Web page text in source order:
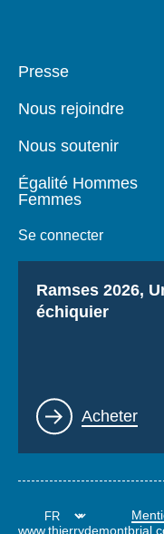
Pied
Presse
Nous rejoindre
Nous soutenir
Égalité Hommes
Femmes
Se connecter
Titre
Ramses 2026,
échiquier
Lien
Acheter